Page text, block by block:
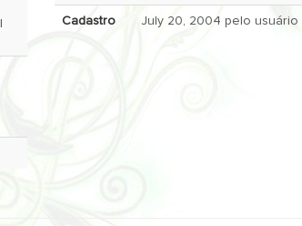
Cadastro